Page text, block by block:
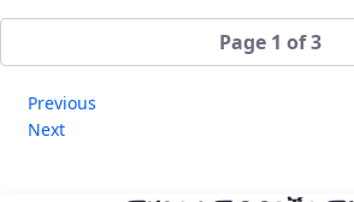
Page 1 of 3
Previous
Next